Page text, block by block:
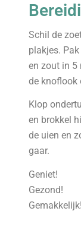
Schil de
plakjes.
en zout in 5
de knoflook
Klop
en brokkel
de uien en
gaar.
Geniet!
Gezond!
Gemakkelijk!